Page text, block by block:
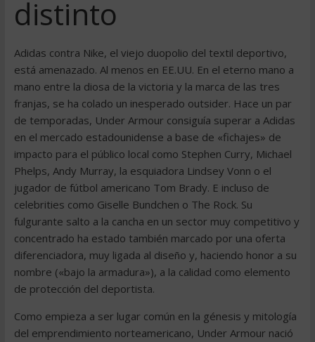
distinto
Adidas contra Nike, el viejo duopolio del textil deportivo,
está amenazado. Al menos en EE.UU. En el eterno mano a
mano entre la diosa de la victoria y la marca de las tres
franjas, se ha colado un inesperado outsider. Hace un par
de temporadas, Under Armour consiguía superar a Adidas
en el mercado estadounidense a base de «fichajes» de
impacto para el público local como Stephen Curry, Michael
Phelps, Andy Murray, la esquiadora Lindsey Vonn o el
jugador de fútbol americano Tom Brady. E incluso de
celebrities como Giselle Bundchen o The Rock. Su
fulgurante salto a la cancha en un sector muy competitivo y
concentrado ha estado también marcado por una oferta
diferenciadora, muy ligada al diseño y, haciendo honor a su
nombre («bajo la armadura»), a la calidad como elemento
de protección del deportista.
Como empieza a ser lugar común en la génesis y mitología
del emprendimiento norteamericano, Under Armour nació